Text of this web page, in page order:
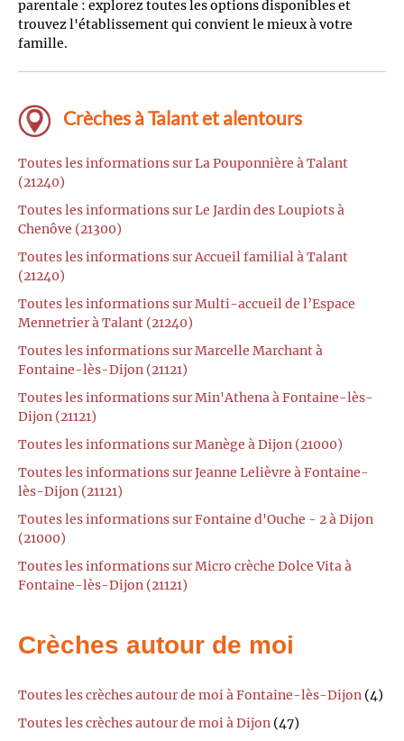
parentale : explorez toutes les options disponibles et
trouvez l'établissement qui convient le mieux à votre
famille.
Crèches à Talant et alentours
Toutes les informations sur La Pouponnière à Talant
(21240)
Toutes les informations sur Le Jardin des Loupiots à
Chenôve (21300)
Toutes les informations sur Accueil familial à Talant
(21240)
Toutes les informations sur Multi-accueil de l’Espace
Mennetrier à Talant (21240)
Toutes les informations sur Marcelle Marchant à
Fontaine-lès-Dijon (21121)
Toutes les informations sur Min'Athena à Fontaine-lès-
Dijon (21121)
Toutes les informations sur Manège à Dijon (21000)
Toutes les informations sur Jeanne Lelièvre à Fontaine-
lès-Dijon (21121)
Toutes les informations sur Fontaine d'Ouche - 2 à Dijon
(21000)
Toutes les informations sur Micro crèche Dolce Vita à
Fontaine-lès-Dijon (21121)
Crèches autour de moi
Toutes les crèches autour de moi à Fontaine-lès-Dijon (4)
Toutes les crèches autour de moi à Dijon (47)